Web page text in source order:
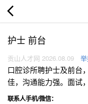
护士 前台
贡山人才网 2026.08.09
口腔诊所聘护士及前台
佳，沟通能力强。面试
联系人手机/微信：